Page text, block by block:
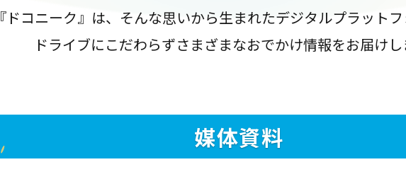
『ドコニーク』は、そんな思いから生まれたデジタルプラット
ドライブにこだわらずさまざまなおでかけ情報をお届け
媒体資料